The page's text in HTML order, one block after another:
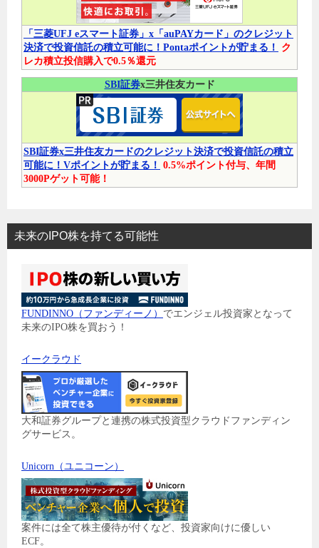
「三菱UFJ eスマート証券」x「auPAYカード」のクレジット
決済で投資信託の積立可能に！Pontaポイントが貯まる！
ク
レカ積立投信購入で0.5％還元
SBI証券x三井住友カード
SBI証券x三井住友カードのクレジット決済で投資信託の積立
可能に！Vポイントが貯まる！ 0.5%ポイント付与、年間
3000Pゲット可能！
未来のIPO株を持てる可能性
FUNDINNO（ファンディーノ） でエンジェル投資家となって
未来のIPO株を買おう！
イークラウド
大和証券グループと連携の株式投資型クラウドファンディン
グサービス。
Unicorn（ユニコーン）
案件には全て株主優待が付くなど、投資家向けに優しい
ECF。